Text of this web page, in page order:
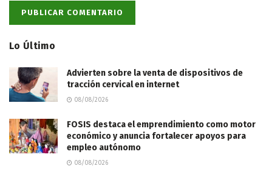
Lo Último
Advierten sobre la venta de dispositivos de
tracción cervical en internet
08/08/2026
FOSIS destaca el emprendimiento como motor
económico y anuncia fortalecer apoyos para
empleo autónomo
08/08/2026